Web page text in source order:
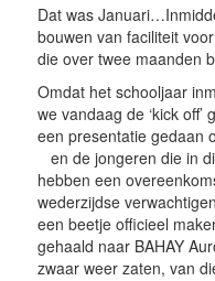
Dat was
bouwen van faciliteit
die over twee maanden
Omdat het schooljaar
we vandaag de ‘kick
een presentatie gedaan
en de jongeren die in
hebben een
wederzijdse
een beetje officieel
gehaald naar BAHAY
zwaar weer zaten, van